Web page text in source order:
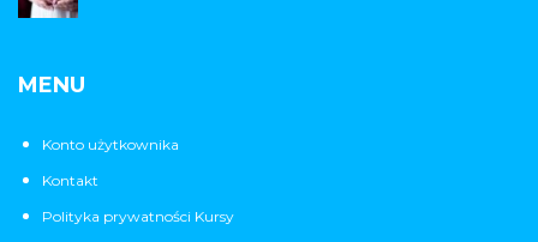
MENU
Konto użytkownika
Kontakt
Polityka prywatności Kursy